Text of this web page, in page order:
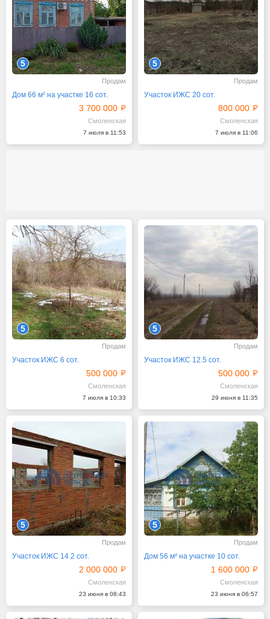
5
Продам
Дом 66 м² на участке 16 сот.
3 700 000
Смоленская
7 июля в 11:53
5
Продам
Участок ИЖС 20 сот.
800 000
Смоленская
7 июля в 11:06
5
Продам
Участок ИЖС 6 сот.
500 000
Смоленская
7 июля в 10:33
5
Продам
Участок ИЖС 12.5 сот.
500 000
Смоленская
29 июня в 11:35
5
Продам
Участок ИЖС 14.2 сот.
2 000 000
Смоленская
23 июня в 08:43
5
Продам
Дом 56 м² на участке 10 сот.
1 600 000
Смоленская
23 июня в 06:57